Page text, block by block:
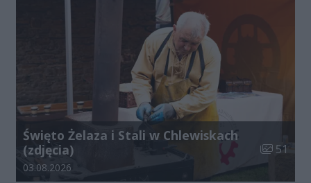
Święto Żelaza i Stali w Chlewiskach
(zdjęcia)
Liczba
51
Data dodania galerii:
03.08.2026